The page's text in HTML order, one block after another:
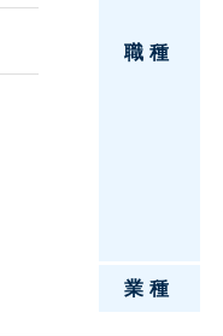
職種
業種